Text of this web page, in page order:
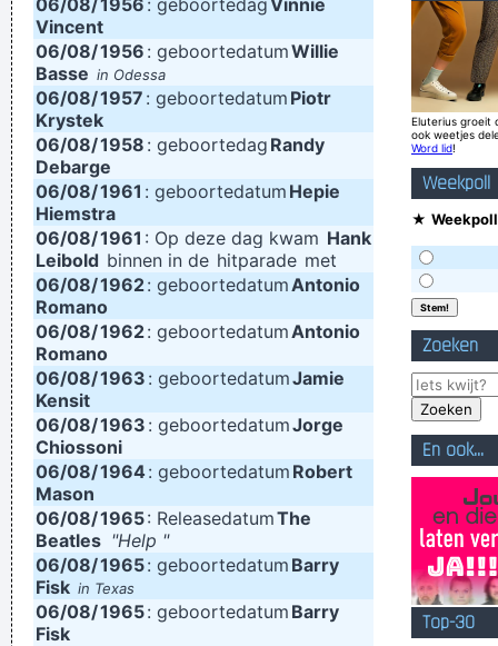
us. Working on a digital setup, you can just take things off
then put them in other places and contruct your framework
without loosing generation and end up with this carefully
contructed, multi-layered format, but at the same time all of
the parts in it are improvised and loose. Without digital
technology, you couldn't do that.
~ Mark Hollis
I think I am a child. Everything blows my mind.
~ Marc Bolan
When you're good, you get critisized...
~ Rob Pilatus
It´s Thursday evening in Toronto - I had to actually ask the
drummer - but for us, it´s Friday night
~ Paul Weller
~ Regi Penxten
06/08/1956 : geboortedagVinnie
Vincent
06/08/1956 : geboortedatumWillie
Basse in Odessa
06/08/1957 : geboortedatum Piotr
Krystek
06/08/1958 : geboortedag Randy
Debarge
06/08/1961 : geboortedatum Hepie
Hiemstra
06/08/1961 : Op deze dag kwam Hank
Leibold binnen in de hitparade met
06/08/1962: geboortedatumAntonio
Romano
06/08/1962: geboortedatumAntonio
Romano
06/08/1963 : geboortedatumJamie
Kensit
06/08/1963 : geboortedatumJorge
Chiossoni
06/08/1964 : geboortedatum Robert
Mason
06/08/1965: ReleasedatumThe
Beatles "Help "
06/08/1965: geboortedatum Barry
Fisk in Texas
06/08/1965: geboortedatum Barry
Fisk
Eluterius groeit
ook weetjes
Word lid!
Weekpoll
★
Zoeken
En ook...
Top-30